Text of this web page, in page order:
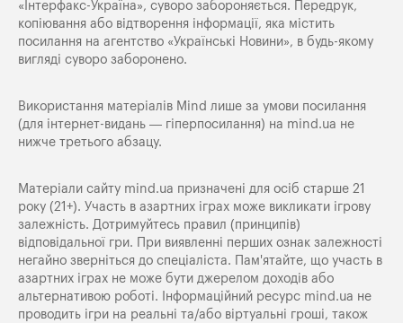
«Iнтерфакс-Україна», суворо забороняється. Передрук,
копіювання або відтворення інформації, яка містить
посилання на агентство «Українські Новини», в будь-якому
вигляді суворо заборонено.
Використання матеріалів Mind лише за умови посилання
(для інтернет-видань — гіперпосилання) на mind.ua не
нижче третього абзацу.
Матеріали сайту mind.ua призначені для осіб старше 21
року (21+). Участь в азартних іграх може викликати ігрову
залежність. Дотримуйтесь правил (принципів)
відповідальної гри. При виявленні перших ознак залежності
негайно зверніться до спеціаліста. Пам'ятайте, що участь в
азартних іграх не може бути джерелом доходів або
альтернативою роботі. Інформаційний ресурс mind.ua не
проводить ігри на реальні та/або віртуальні гроші, також